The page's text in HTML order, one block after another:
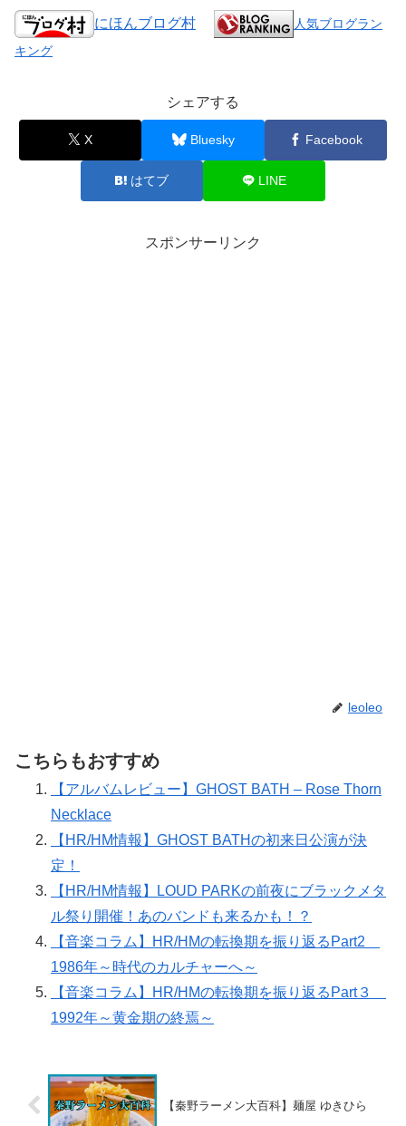
にほんブログ村
人気ブログラン
キング
シェアする
X Bluesky Facebook
はてブ LINE
スポンサーリンク
leoleo
こちらもおすすめ
【アルバムレビュー】GHOST BATH – Rose Thorn
Necklace
【HR/HM情報】GHOST BATHの初来日公演が決
定！
【HR/HM情報】LOUD PARKの前夜にブラックメタ
ル祭り開催！あのバンドも来るかも！？
【音楽コラム】HR/HMの転換期を振り返るPart2
1986年～時代のカルチャーへ～
【音楽コラム】HR/HMの転換期を振り返るPart３
1992年～黄金期の終焉～
【秦野ラーメン大百科】麺屋 ゆきひら